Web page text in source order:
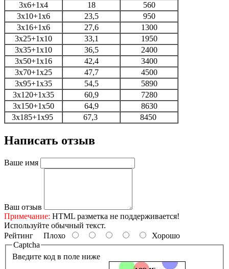
3х6+1х4
18
560
3х10+1х6
23,5
950
3х16+1х6
27,6
1300
3х25+1х10
33,1
1950
3х35+1х10
36,5
2400
3х50+1х16
42,4
3400
3х70+1х25
47,7
4500
3х95+1х35
54,5
5890
3х120+1х35
60,9
7280
3х150+1х50
64,9
8630
3х185+1х95
67,3 8450
Написать отзыв
Ваше имя
Ваш отзыв
Примечание: HTML разметка не поддерживается!
Используйте обычный текст.
Рейтинг Плохо
Хорошо
Captcha
Введите код в поле ниже